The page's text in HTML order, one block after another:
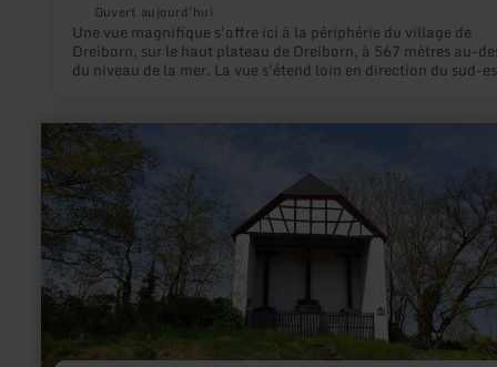
Ouvert aujourd'hui
Une vue magnifique s'offre ici à la périphérie du village de
Dreiborn, sur le haut plateau de Dreiborn, à 567 mètres au-
du niveau de la mer. La vue s'étend loin en direction du sud-
en
savoir
plus
sur
:
Hochkreuz